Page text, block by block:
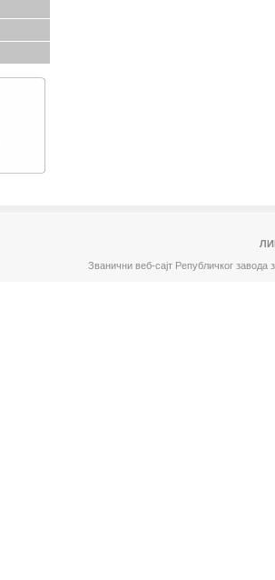
Званични веб-сајт Републичког